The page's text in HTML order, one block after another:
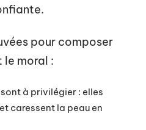
pour composer
le moral :
sont à privilégier : elles
caressent la peau en